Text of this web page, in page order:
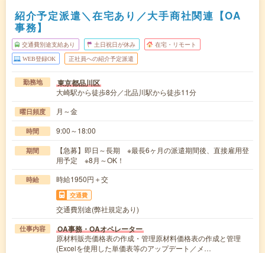
紹介予定派遣＼在宅あり／大手商社関連【OA
事務】
交通費別途支給あり 土日祝日が休み 在宅・リモート
WEB登録OK 正社員への紹介予定派遣
勤務地 東京都品川区
大崎駅から徒歩8分／北品川駅から徒歩11分
曜日頻度 月～金
時間 9:00～18:00
期間
【急募】即日～長期 ※最長6ヶ月の派遣期間後、直接雇用登
用予定 ※8月～OK！
時給 時給1950円＋交
交通費
交通費別途(弊社規定あり)
仕事内容 OA事務・OAオペレーター
原材料販売価格表の作成・管理原材料価格表の作成と管理
(Excelを使用した単価表等のアップデート／メ…